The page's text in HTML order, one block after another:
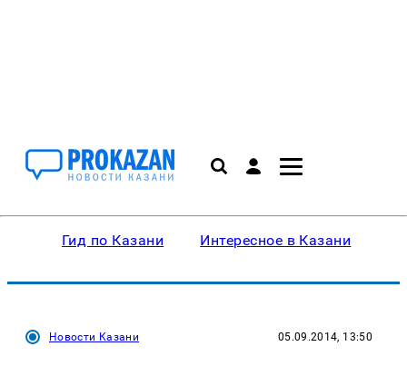
Гид по Казани Интересное в Казани
Новости Казани 05.09.2014, 13:50